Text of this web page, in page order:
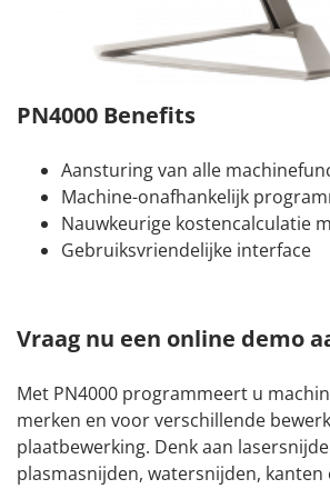
PN4000 Benefits
Aansturing van alle
Machine-onafhankelijk
Nauwkeurige kostencalculatie
Gebruiksvriendelijke interface
Vraag nu een online demo
Met PN4000 programmeert u
merken en voor verschillende
plaatbewerking. Denk aan
plasmasnijden, watersnijden, kanten